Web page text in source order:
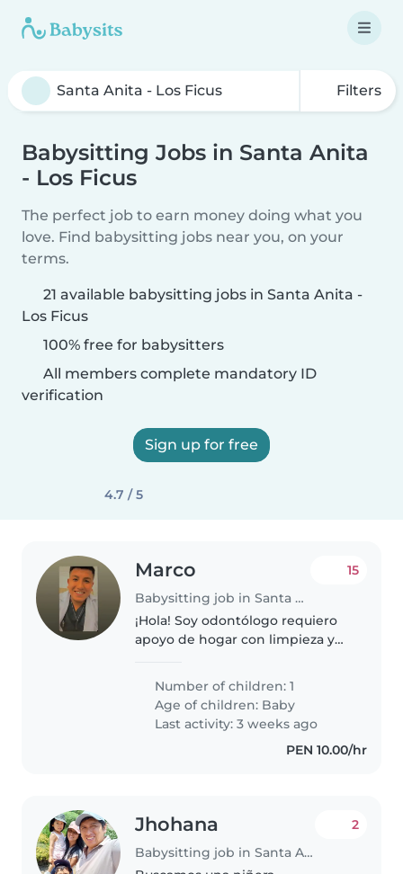
Filters
Babysitting Jobs in Santa Anita
- Los Ficus
The perfect job to earn money doing what you
love. Find babysitting jobs near you, on your
terms.
21 available babysitting jobs in Santa Anita -
Los Ficus
100% free for babysitters
All members complete mandatory ID
verification
Sign up for free
4.7 / 5
Marco
Babysitting job in Santa Anita - Los Ficus
15
¡Hola! Soy odontólogo requiero
apoyo de hogar con limpieza y
encuentro en santa anita
Number of children: 1
Age of children: Baby
Last activity: 3 weeks ago
PEN 10.00/hr
Jhohana
Babysitting job in Santa Anita - Los Ficus
2